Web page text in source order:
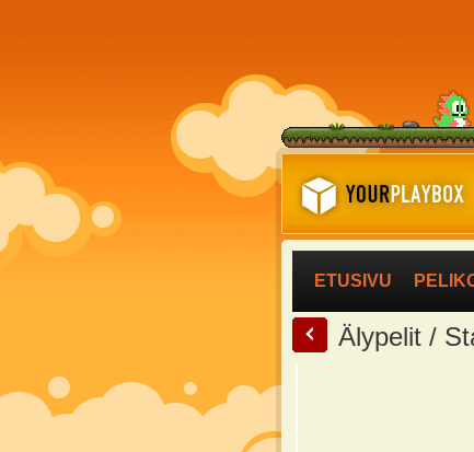
ETUSIVU
< Älypelit /